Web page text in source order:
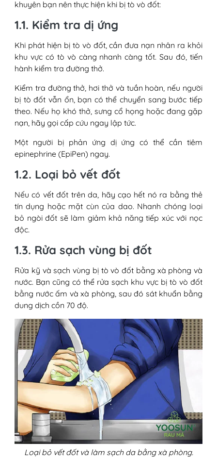
khuyên bạn nên thực hiện khi bị tò vò đốt:
1.1. Kiểm tra dị ứng
Khi phát hiện bị tò vò đốt, cần đưa nạn nhân ra khỏi
khu vực có tò vò càng nhanh càng tốt. Sau đó, tiến
hành kiểm tra đường thở.
Kiểm tra đường thở, hơi thở và tuần hoàn, nếu người
bị tò đốt vẫn ổn, bạn có thể chuyển sang bước tiếp
theo. Nếu họ khó thở, sưng cổ họng hoặc đang gặp
nạn, hãy gọi cấp cứu ngay lập tức.
Một người bị phản ứng dị ứng có thể cần tiêm
epinephrine (EpiPen) ngay.
1.2. Loại bỏ vết đốt
Nếu có vết đốt trên da, hãy cạo hết nó ra bằng thẻ
tín dụng hoặc mặt cùn của dao. Nhanh chóng loại
bỏ ngòi đốt sẽ làm giảm khả năng tiếp xúc với nọc
độc.
1.3. Rửa sạch vùng bị đốt
Rửa kỹ và sạch vùng bị tò vò đốt bằng xà phòng và
nước. Bạn cũng có thể rửa sạch khu vực bị tò vò đốt
bằng nước ấm và xà phòng, sau đó sát khuẩn bằng
dung dịch cồn 70 độ.
Loại bỏ vết đốt và làm sạch da bằng xà phòng.